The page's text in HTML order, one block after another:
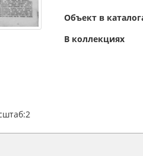
Объект в
В коллекциях
2